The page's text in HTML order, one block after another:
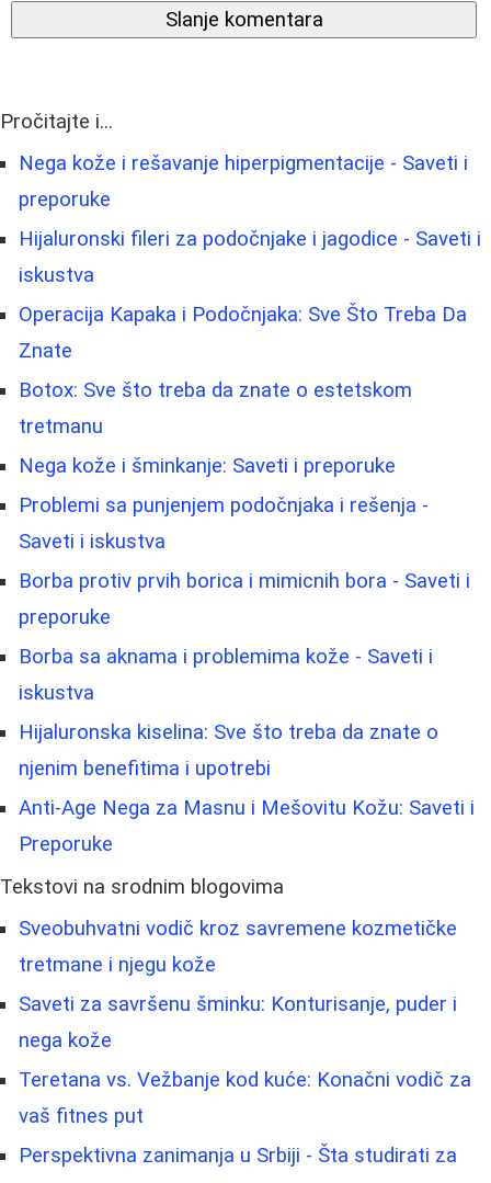
Slanje komentara
Pročitajte i...
Nega kože i rešavanje hiperpigmentacije - Saveti i
preporuke
Hijaluronski fileri za podočnjake i jagodice - Saveti i
iskustva
Operacija Kapaka i Podočnjaka: Sve Što Treba Da
Znate
Botox: Sve što treba da znate o estetskom
tretmanu
Nega kože i šminkanje: Saveti i preporuke
Problemi sa punjenjem podočnjaka i rešenja -
Saveti i iskustva
Borba protiv prvih borica i mimicnih bora - Saveti i
preporuke
Borbа sa aknama i problemima kože - Saveti i
iskustva
Hijaluronska kiselina: Sve što treba da znate o
njenim benefitima i upotrebi
Anti-Age Nega za Masnu i Mešovitu Kožu: Saveti i
Preporuke
Tekstovi na srodnim blogovima
Sveobuhvatni vodič kroz savremene kozmetičke
tretmane i njegu kože
Saveti za savršenu šminku: Konturisanje, puder i
nega kože
Teretana vs. Vežbanje kod kuće: Konačni vodič za
vaš fitnes put
Perspektivna zanimanja u Srbiji - Šta studirati za